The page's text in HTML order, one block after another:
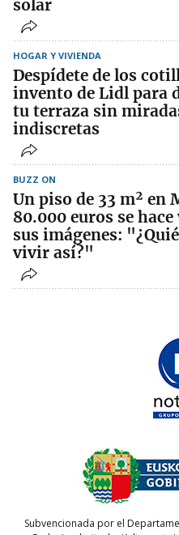
solar
HOGAR Y VIVIENDA
Despídete de los
invento de Lidl para
tu terraza sin
indiscretas
BUZZ ON
Un piso de 33 m² en
80.000 euros se
sus imágenes:
vivir así?"
Subvencionada por el